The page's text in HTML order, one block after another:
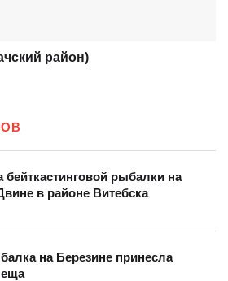
район)
рыбалки на
в районе Витебска
на Березине принесла